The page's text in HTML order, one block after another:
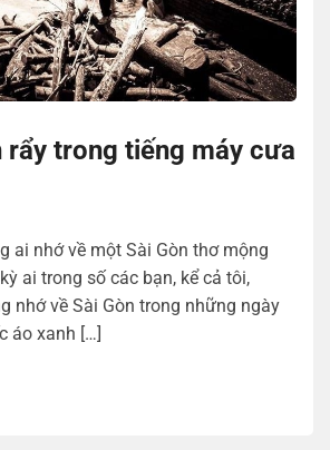
rẩy trong tiếng máy cưa
ai nhớ về một Sài Gòn thơ mộng
ai trong số các bạn, kể cả tôi,
nhớ về Sài Gòn trong những ngày
áo xanh […]